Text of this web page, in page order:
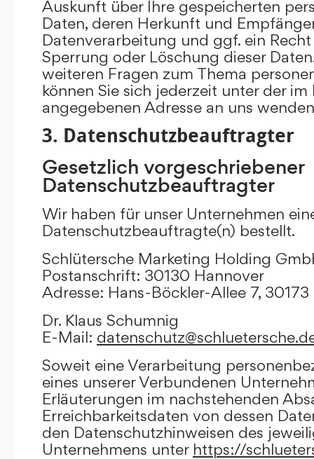
Auskunft über Ihre gespeicherten
Daten, deren Herkunft und
Datenverarbeitung und ggf. ein
Sperrung oder Löschung dieser
weiteren Fragen zum Thema
können Sie sich jederzeit unter der im
angegebenen Adresse an uns
3. Datenschutzbeauftragter
Gesetzlich vorgeschriebener
Datenschutzbeauftragter
Wir haben für unser Unternehmen
Datenschutzbeauftragte(n) bestellt.
Schlütersche Marketing Holding
Postanschrift: 30130 Hannover
Adresse: Hans-Böckler-Allee 7,
Dr. Klaus Schumnig
E-Mail:
Soweit eine Verarbeitung
eines unserer Verbundenen
Erläuterungen im nachstehenden
Erreichbarkeitsdaten von dessen
den Datenschutzhinweisen des
Unternehmens unter https://